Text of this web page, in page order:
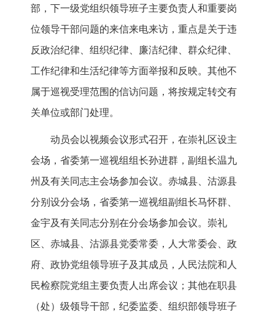
部，下一级党组织领导班子主要负责人和重要岗
位领导干部问题的来信来电来访，重点是关于违
反政治纪律、组织纪律、廉洁纪律、群众纪律、
工作纪律和生活纪律等方面举报和反映。其他不
属于巡视受理范围的信访问题，将按规定转交有
关单位或部门处理。
动员会以视频会议形式召开，在崇礼区设主
会场，省委第一巡视组组长孙进群，副组长温九
州及有关同志主会场参加会议。赤城县、沽源县
分别设分会场，省委第一巡视组副组长马怀群、
金宇及有关同志分别在分会场参加会议。崇礼
区、赤城县、沽源县党委常委，人大常委会、政
府、政协党组领导班子及其成员，人民法院和人
民检察院党组主要负责人出席会议；其他在职县
（处）级领导干部，纪委监委、组织部领导班子